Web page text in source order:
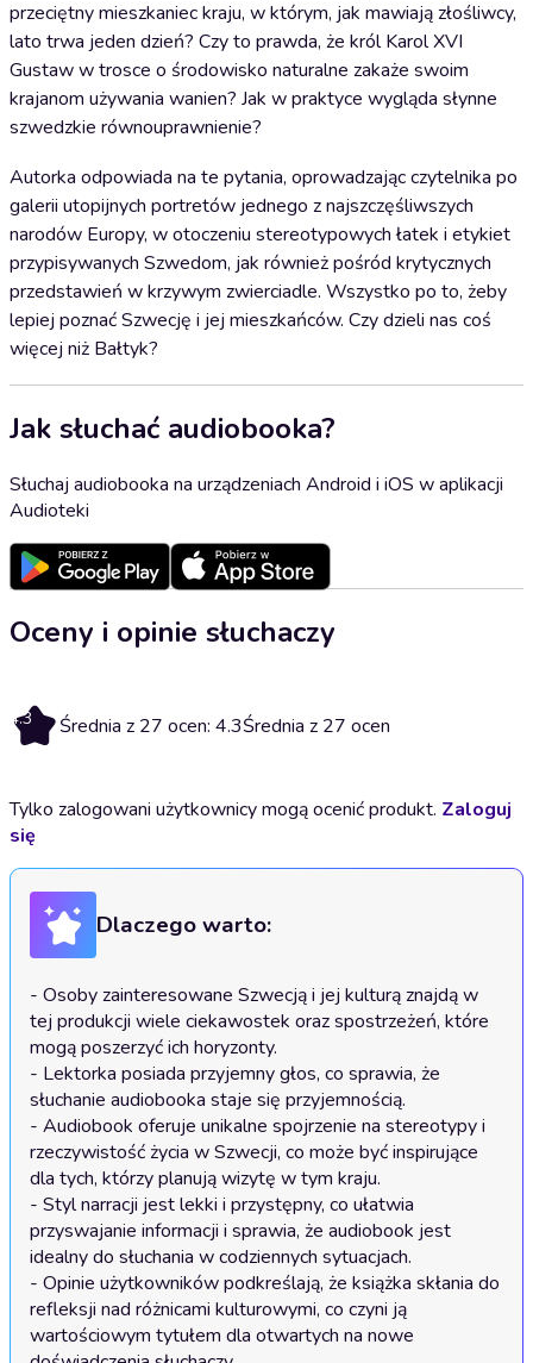
przeciętny mieszkaniec kraju, w którym, jak mawiają złośliwcy,
lato trwa jeden dzień? Czy to prawda, że król Karol XVI
Gustaw w trosce o środowisko naturalne zakaże swoim
krajanom używania wanien? Jak w praktyce wygląda słynne
szwedzkie równouprawnienie?
Autorka odpowiada na te pytania, oprowadzając czytelnika po
galerii utopijnych portretów jednego z najszczęśliwszych
narodów Europy, w otoczeniu stereotypowych łatek i etykiet
przypisywanych Szwedom, jak również pośród krytycznych
przedstawień w krzywym zwierciadle. Wszystko po to, żeby
lepiej poznać Szwecję i jej mieszkańców. Czy dzieli nas coś
więcej niż Bałtyk?
Jak słuchać audiobooka?
Słuchaj audiobooka na urządzeniach Android i iOS w aplikacji
Audioteki
Oceny i opinie słuchaczy
4.3 Średnia z 27 ocen: 4.3Średnia z 27 ocen
Tylko zalogowani użytkownicy mogą ocenić produkt. Zaloguj
się
Dlaczego warto:
- Osoby zainteresowane Szwecją i jej kulturą znajdą w
tej produkcji wiele ciekawostek oraz spostrzeżeń, które
mogą poszerzyć ich horyzonty.
- Lektorka posiada przyjemny głos, co sprawia, że
słuchanie audiobooka staje się przyjemnością.
- Audiobook oferuje unikalne spojrzenie na stereotypy i
rzeczywistość życia w Szwecji, co może być inspirujące
dla tych, którzy planują wizytę w tym kraju.
- Styl narracji jest lekki i przystępny, co ułatwia
przyswajanie informacji i sprawia, że audiobook jest
idealny do słuchania w codziennych sytuacjach.
- Opinie użytkowników podkreślają, że książka skłania do
refleksji nad różnicami kulturowymi, co czyni ją
wartościowym tytułem dla otwartych na nowe